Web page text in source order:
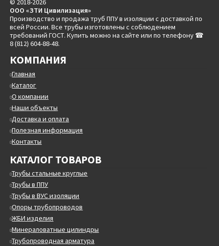
© 2018-2026
ООО «ЗТИ Цивилизация»
Производство и продажа труб ППУ в изоляции с доставкой по
всей России. Все трубы изготовлены с соблюдением
требований ГОСТ. Купить можно на сайте или по телефону ☎
8 (812) 604-88-48.
КОМПАНИЯ
Главная
Каталог
О компании
Наши объекты
Доставка и оплата
Полезная информация
Контакты
КАТАЛОГ ТОВАРОВ
Трубы стальные круглые
Трубы в ППУ
Трубы в ВУС изоляции
Опоры трубопроводов
ЖБИ изделия
Минераловатные цилиндры
Трубопроводная арматура